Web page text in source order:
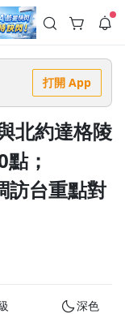
！
間快閃活動
NT$300、再贈最高
房升級 📈⭐️ 【冷氣房
NT$300◾活動期間：
\ 再加碼 /→ 點數回饋
回饋 1% 點數✅ 滿
號 Line@ 專屬活動，加
化推播」！
打開 App
北約達格陵
；
訪台重點對
深色
--:--